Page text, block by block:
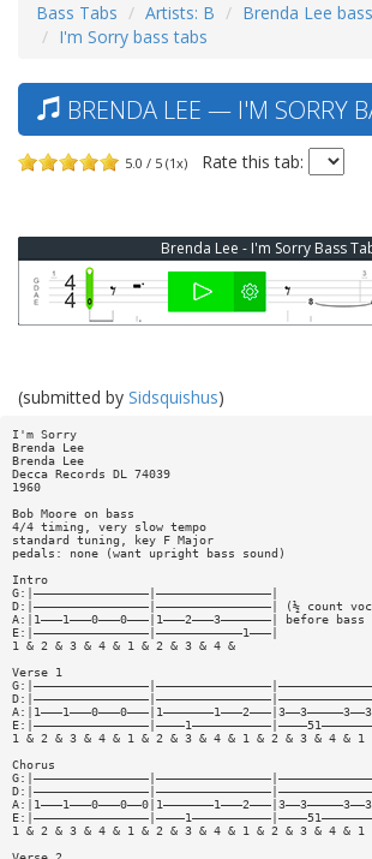
Bass Tabs Artists: B
Brenda Lee
I'm Sorry bass tabs
BRENDA LEE — I'M SORRY
5.0 / 5 (1x) Rate this tab:
Brenda Lee - I'm Sorry Bass
(submitted by Sidsquishus)
I'm Sorry
Brenda Lee
Brenda Lee
Decca Records DL 74039
1960
Bob Moore on bass
4/4 timing, very slow tempo
standard tuning, key F Major
pedals: none (want upright bass sound)
Intro
G:|————————————————|————————————————|
D:|————————————————|————————————————| (½ count
A:|1———1———0———0———|1———2———3———————| before bass
E:|————————————————|————————————1———|
1 & 2 & 3 & 4 & 1 & 2 & 3 & 4 &
Verse 1
1 & 2 & 3 & 4 & 1 & 2 & 3 & 4 & 1 & 2 & 3 & 4 & 1
Chorus
1 & 2 & 3 & 4 & 1 & 2 & 3 & 4 & 1 & 2 & 3 & 4 & 1